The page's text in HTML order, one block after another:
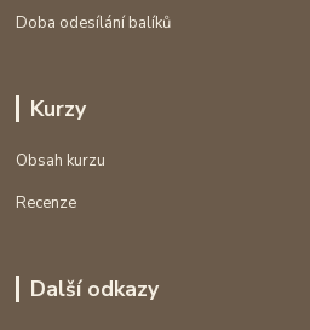
Doba odesílání balíků
Kurzy
Obsah kurzu
Recenze
Další odkazy